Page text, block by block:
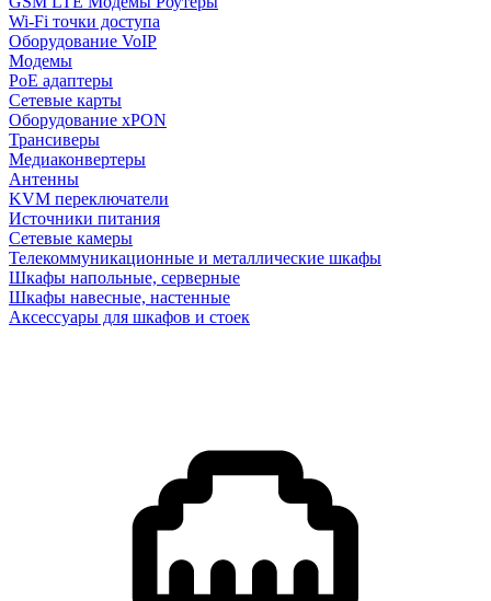
Wi-Fi точки доступа
Оборудование VoIP
Модемы
PoE адаптеры
Сетевые карты
Оборудование xPON
Трансиверы
Медиаконвертеры
Антенны
KVM переключатели
Источники питания
Сетевые камеры
Телекоммуникационные и металлические шкафы
Шкафы напольные, серверные
Шкафы навесные, настенные
Аксессуары для шкафов и стоек